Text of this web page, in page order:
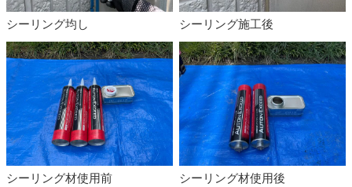
シーリング均し シーリング施工後
シーリング材使用前 シーリング材使用後